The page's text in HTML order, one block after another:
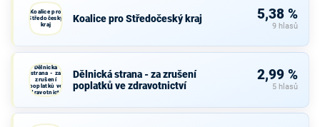
Koalice pro
Středočeský
kraj
Koalice pro Středočeský kraj 5,38 %
9 hlasů
Dělnická
strana - za
zrušení
poplatků ve
zdravotnictví
Dělnická strana - za zrušení
poplatků ve zdravotnictví
2,99 %
5 hlasů